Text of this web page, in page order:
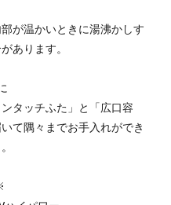
が温かいときに湯沸かしす
あります。
タッチふた」と「広口容
て隅々までお手入れができ